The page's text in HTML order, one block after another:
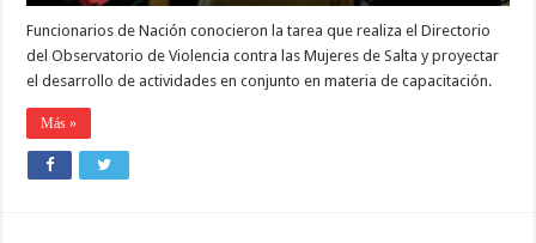
Funcionarios de Nación conocieron la tarea que realiza el Directorio
del Observatorio de Violencia contra las Mujeres de Salta y proyectar
el desarrollo de actividades en conjunto en materia de capacitación.
Más »